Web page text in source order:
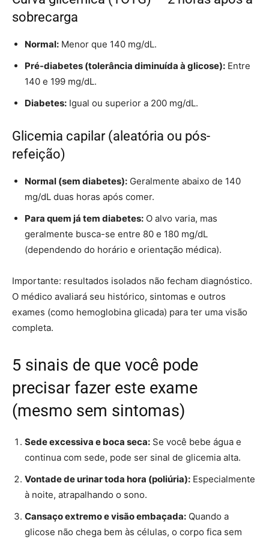
sobrecarga
Normal: Menor que 140 mg/dL.
Pré-diabetes (tolerância diminuída à glicose): Entre
140 e 199 mg/dL.
Diabetes: Igual ou superior a 200 mg/dL.
Glicemia capilar (aleatória ou pós-
refeição)
Normal (sem diabetes): Geralmente abaixo de 140
mg/dL duas horas após comer.
Para quem já tem diabetes: O alvo varia, mas
geralmente busca-se entre 80 e 180 mg/dL
(dependendo do horário e orientação médica).
Importante: resultados isolados não fecham diagnóstico.
O médico avaliará seu histórico, sintomas e outros
exames (como hemoglobina glicada) para ter uma visão
completa.
5 sinais de que você pode
precisar fazer este exame
(mesmo sem sintomas)
Sede excessiva e boca seca: Se você bebe água e
continua com sede, pode ser sinal de glicemia alta.
Vontade de urinar toda hora (poliúria): Especialmente
à noite, atrapalhando o sono.
Cansaço extremo e visão embaçada: Quando a
glicose não chega bem às células, o corpo fica sem